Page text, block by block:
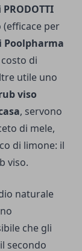
PRODOTTI
per
Poolpharma
di
utile uno
viso
, servono
di mele,
di limone: il
viso.
naturale
che gli
secondo